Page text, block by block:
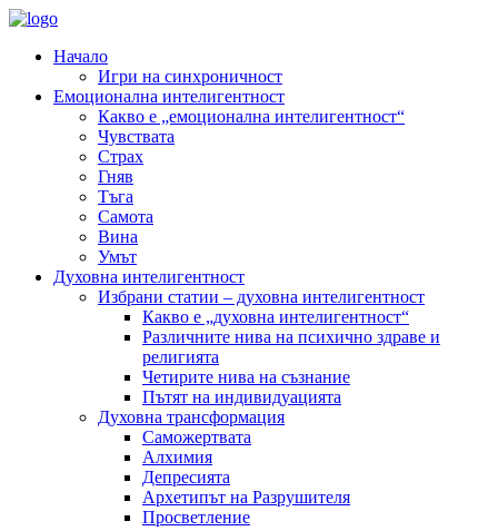
Начало
Игри на синхроничност
Емоционална интелигентност
Какво е „емоционална интелигентност“
Чувствата
Страх
Гняв
Тъга
Самота
Вина
Умът
Духовна интелигентност
Избрани статии – духовна интелигентност
Какво е „духовна интелигентност“
Различните нива на психично здраве и
религията
Четирите нива на съзнание
Пътят на индивидуацията
Духовна трансформация
Саможертвата
Алхимия
Депресията
Архетипът на Разрушителя
Просветление